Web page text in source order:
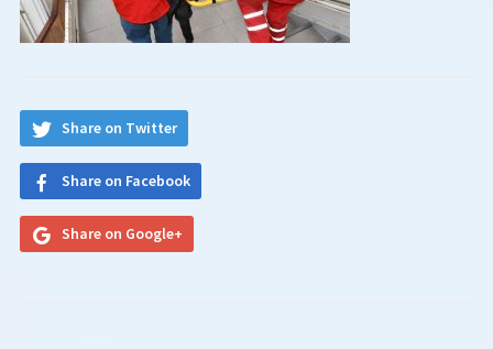
Share on Twitter
Share on Facebook
Share on Google+